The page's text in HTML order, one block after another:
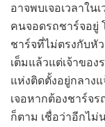
อาจพบเจอเวลาใน
คนจอดรถชาร์จอยู่
ชาร์จที่ไม่ตรงกับหั
เต็มแล้วแต่เจ้าขอ
แห่งติดตั้งอยู่กลาง
เจอหากต้องชาร์จ
ก็ตาม เชื่อว่าอีกไ